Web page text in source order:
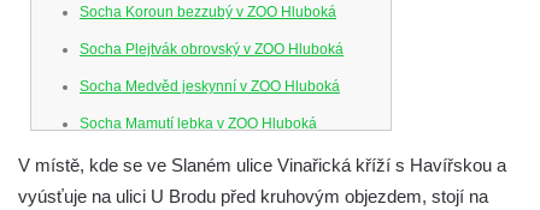
Socha Koroun bezzubý v ZOO Hluboká
Socha Plejtvák obrovský v ZOO Hluboká
Socha Medvěd jeskynní v ZOO Hluboká
Socha Mamutí lebka v ZOO Hluboká
Socha Mamut srstnatý v ZOO Hluboká
Socha Orel v ZOO Hluboká
V místě, kde se ve Slaném ulice Vinařická kříží s Havířskou a
vyúsťuje na ulici U Brodu před kruhovým objezdem, stojí na